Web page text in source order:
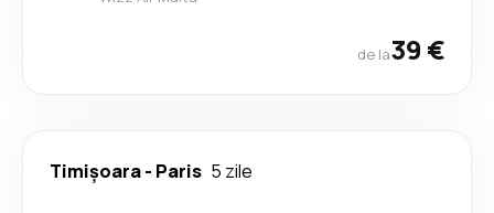
de la39 €
Timișoara- Paris 5 zile